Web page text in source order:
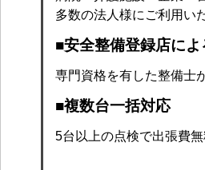
多数の法人様にご利用い
■安全整備登録店に
専門資格を有した整備士
■複数台一括対応
5台以上の点検で出張費